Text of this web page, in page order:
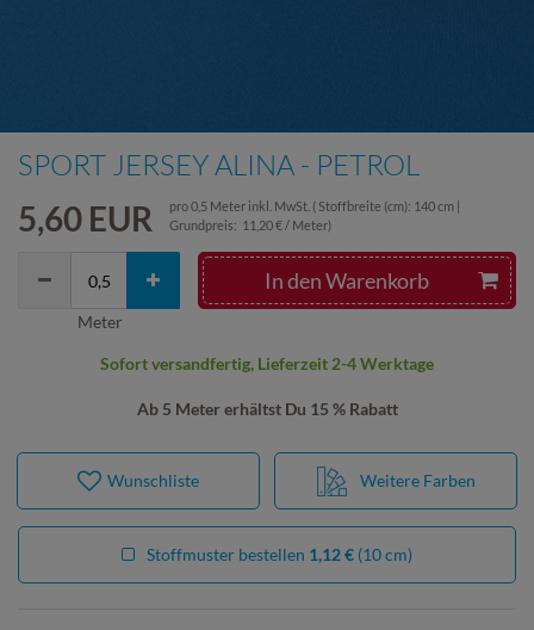
SPORT JERSEY ALINA - PETROL
5,60 EUR pro0,5 Meter inkl. MwSt. ( Stoffbreite (cm): 140 cm |
Grundpreis: 11,20 € / Meter)
Ab 5 Meter erhältst Du 15 % Rabatt
In den Warenkorb
Meter
Sofort versandfertig, Lieferzeit 2-4 Werktage
Weitere Farben
Wunschliste
Stoffmuster bestellen 1,12 € (10 cm)